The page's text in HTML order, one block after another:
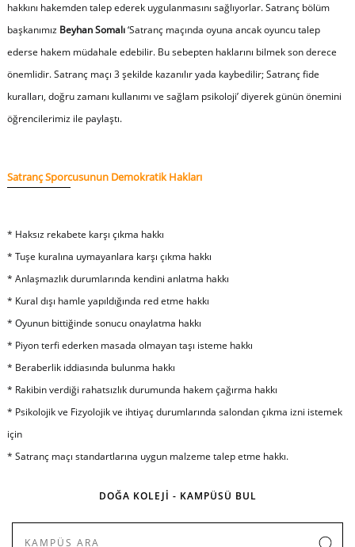
hakkını hakemden talep ederek uygulanmasını sağlıyorlar. Satranç bölüm
başkanımız Beyhan Somalı‘Satranç maçında oyuna ancak oyuncu talep
ederse hakem müdahale edebilir. Bu sebepten haklarını bilmek son derece
önemlidir. Satranç maçı 3 şekilde kazanılır yada kaybedilir; Satranç fide
kuralları, doğru zamanı kullanımı ve sağlam psikoloji’ diyerek günün önemini
öğrencilerimiz ile paylaştı.
Satranç Sporcusunun Demokratik Hakları
* Haksız rekabete karşı çıkma hakkı
* Tuşe kuralına uymayanlara karşı çıkma hakkı
* Anlaşmazlık durumlarında kendini anlatma hakkı
* Kural dışı hamle yapıldığında red etme hakkı
* Oyunun bittiğinde sonucu onaylatma hakkı
* Piyon terfi ederken masada olmayan taşı isteme hakkı
* Beraberlik iddiasında bulunma hakkı
* Rakibin verdiği rahatsızlık durumunda hakem çağırma hakkı
* Psikolojik ve Fizyolojik ve ihtiyaç durumlarında salondan çıkma izni istemek
için
* Satranç maçı standartlarına uygun malzeme talep etme hakkı.
DOĞA KOLEJİ - KAMPÜSÜ BUL